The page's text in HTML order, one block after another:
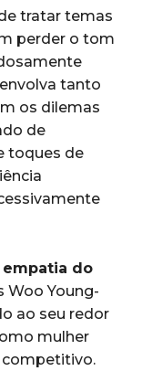
tratar temas
perder o tom
tanto
os dilemas
de
toques de
do
Woo Young-
ao seu redor
mulher